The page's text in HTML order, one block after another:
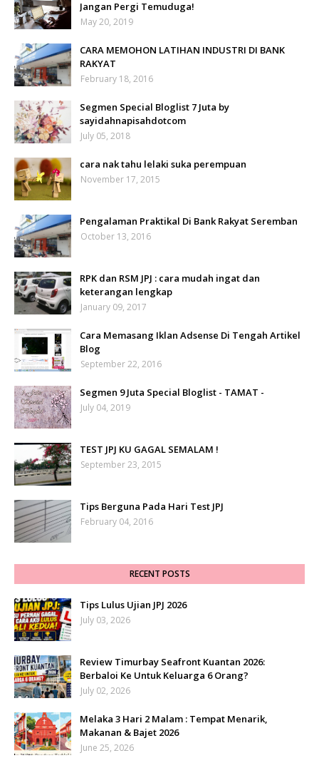
Jangan Pergi Temuduga!
May 20, 2019
CARA MEMOHON LATIHAN INDUSTRI DI BANK
RAKYAT
February 18, 2016
Segmen Special Bloglist 7 Juta by
sayidahnapisahdotcom
July 05, 2018
cara nak tahu lelaki suka perempuan
November 17, 2015
Pengalaman Praktikal Di Bank Rakyat Seremban
October 13, 2016
RPK dan RSM JPJ : cara mudah ingat dan
keterangan lengkap
January 09, 2017
Cara Memasang Iklan Adsense Di Tengah Artikel
Blog
September 22, 2016
Segmen 9 Juta Special Bloglist - TAMAT -
July 04, 2019
TEST JPJ KU GAGAL SEMALAM !
September 23, 2015
Tips Berguna Pada Hari Test JPJ
February 04, 2016
RECENT POSTS
Tips Lulus Ujian JPJ 2026
July 03, 2026
Review Timurbay Seafront Kuantan 2026:
Berbaloi Ke Untuk Keluarga 6 Orang?
July 02, 2026
Melaka 3 Hari 2 Malam : Tempat Menarik,
Makanan & Bajet 2026
June 25, 2026